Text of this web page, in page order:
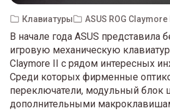
Клавиатуры ASUS ROG Claymore II
В начале года ASUS представила
игровую механическую
Claymore II с рядом интересных
Среди которых фирменные
переключатели, модульный блок
дополнительными